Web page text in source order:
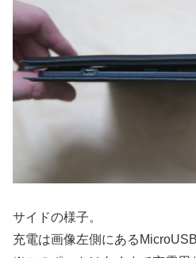
サイドの様子。
充電は画像左側にある